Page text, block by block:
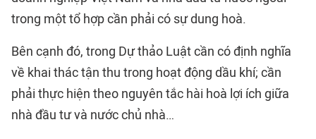
trong một tổ hợp cần phải có sự dung hoà.
Bên cạnh đó, trong Dự thảo Luật cần có định nghĩa
về khai thác tận thu trong hoạt động dầu khí; cần
phải thực hiện theo nguyên tắc hài hoà lợi ích giữa
nhà đầu tư và nước chủ nhà…